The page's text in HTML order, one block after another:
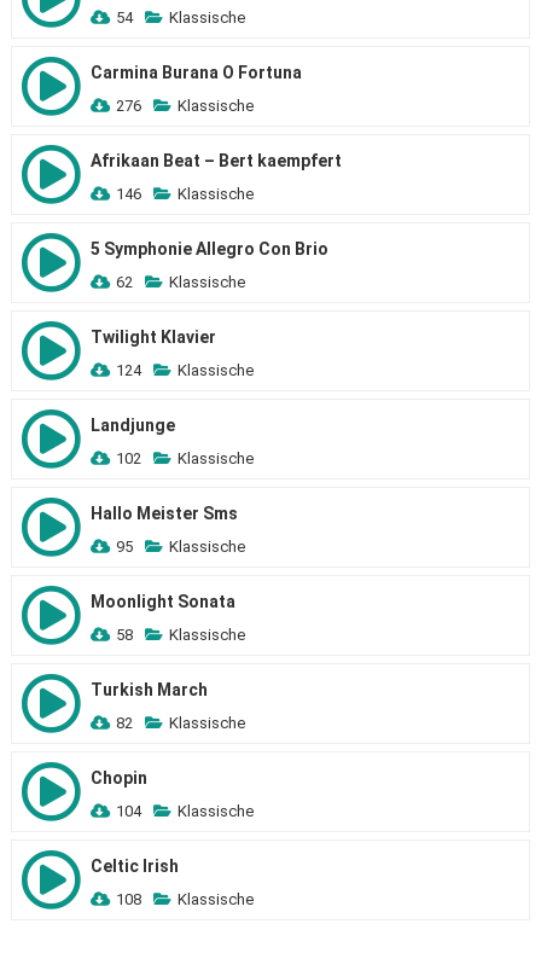
54 Klassische
Carmina Burana O Fortuna
276 Klassische
Afrikaan Beat – Bert kaempfert
146 Klassische
5 Symphonie Allegro Con Brio
62 Klassische
Twilight Klavier
124 Klassische
Landjunge
102 Klassische
Hallo Meister Sms
95 Klassische
Moonlight Sonata
58 Klassische
Turkish March
82 Klassische
Chopin
104 Klassische
Celtic Irish
108 Klassische